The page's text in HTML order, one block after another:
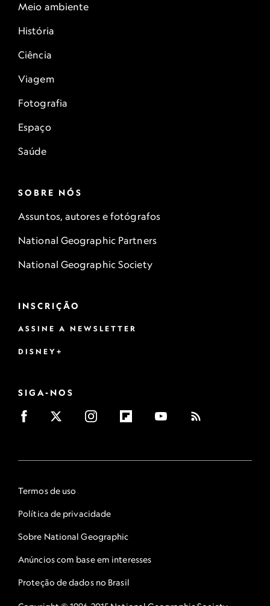
Meio ambiente
História
Ciência
Viagem
Fotografia
Espaço
Saúde
SOBRE NÓS
Assuntos, autores e fotógrafos
National Geographic Partners
National Geographic Society
INSCRIÇÃO
ASSINE A NEWSLETTER
DISNEY+
SIGA-NOS
Termos de uso
Política de privacidade
Sobre National Geographic
Anúncios com base em interesses
Proteção de dados no Brasil